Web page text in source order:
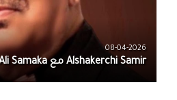
08-04-2026